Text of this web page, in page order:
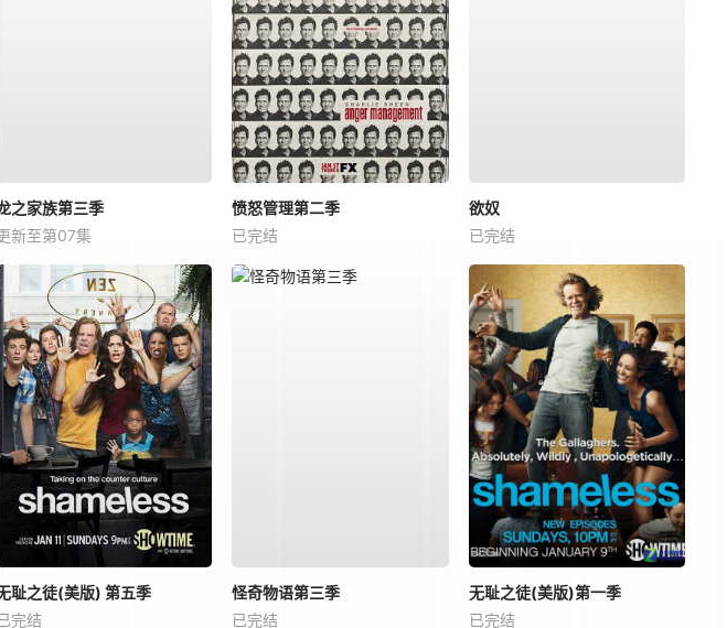
之家族第三季
新至第07集
愤怒管理第二季
已完结
欲奴
已完结
耻之徒(美版) 第五季
完结
怪奇物语第三季
已完结
无耻之徒(美版)第一季
已完结